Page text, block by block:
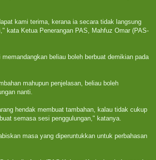
kami terima, kerana ia secara tidak langsung
kata Ketua Penerangan PAS, Mahfuz Omar (PAS-
beliau boleh berbuat demikian pada
mahupun penjelasan, beliau boleh
nanti.
hendak membuat tambahan, kalau tidak cukup
semasa sesi penggulungan," katanya.
masa yang diperuntukkan untuk perbahasan